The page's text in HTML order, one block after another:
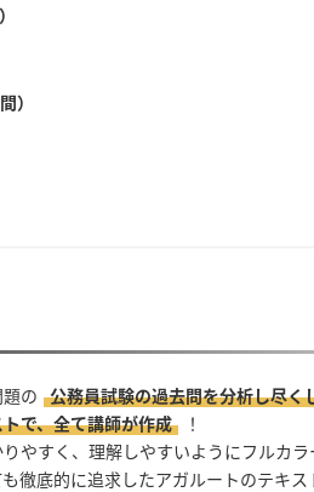
）
の 公務員試験の過去問を分析し尽く
で、全て講師が作成
！
やすく、理解しやすいようにフルカ
徹底的に追求したアガルートのテキス